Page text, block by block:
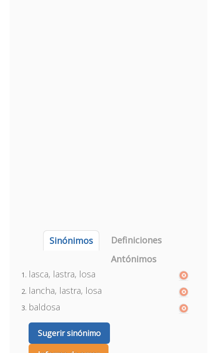
Sinónimos
Definiciones
Antónimos
lasca, lastra, losa
lancha, lastra, losa
baldosa
Sugerir sinónimo